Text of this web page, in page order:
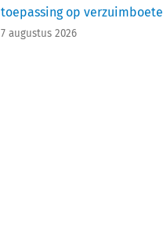
toepassing op verzuimboete
7 augustus 2026